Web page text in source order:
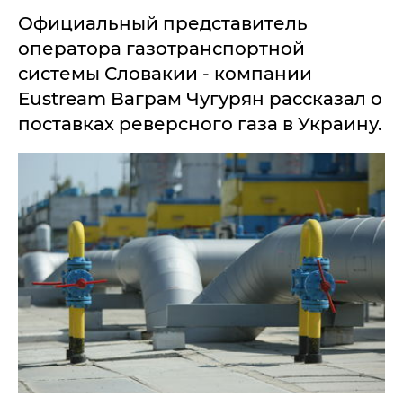
Официальный представитель
оператора газотранспортной
системы Словакии - компании
Eustream Ваграм Чугурян рассказал о
поставках реверсного газа в Украину.